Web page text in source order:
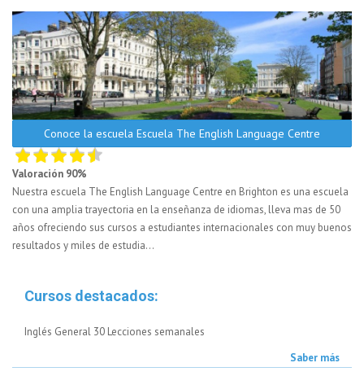
Conoce la escuela Escuela The English Language Centre
Valoración 90%
Nuestra escuela The English Language Centre en Brighton es una escuela
con una amplia trayectoria en la enseñanza de idiomas, lleva mas de 50
años ofreciendo sus cursos a estudiantes internacionales con muy buenos
resultados y miles de estudia...
Cursos destacados:
Inglés General 30 Lecciones semanales
Saber más